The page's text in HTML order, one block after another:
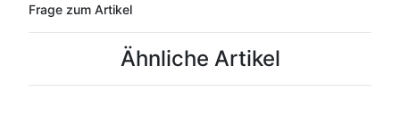
Frage zum Artikel
Ähnliche Artikel